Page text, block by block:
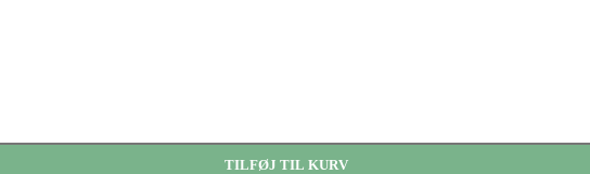
TILFØJ TIL KURV